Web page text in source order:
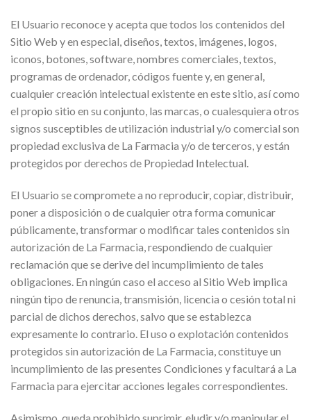
El Usuario reconoce y acepta que todos los contenidos del
Sitio Web y en especial, diseños, textos, imágenes, logos,
iconos, botones, software, nombres comerciales, textos,
programas de ordenador, códigos fuente y, en general,
cualquier creación intelectual existente en este sitio, así como
el propio sitio en su conjunto, las marcas, o cualesquiera otros
signos susceptibles de utilización industrial y/o comercial son
propiedad exclusiva de La Farmacia y/o de terceros, y están
protegidos por derechos de Propiedad Intelectual.
El Usuario se compromete a no reproducir, copiar, distribuir,
poner a disposición o de cualquier otra forma comunicar
públicamente, transformar o modificar tales contenidos sin
autorización de La Farmacia, respondiendo de cualquier
reclamación que se derive del incumplimiento de tales
obligaciones. En ningún caso el acceso al Sitio Web implica
ningún tipo de renuncia, transmisión, licencia o cesión total ni
parcial de dichos derechos, salvo que se establezca
expresamente lo contrario. El uso o explotación contenidos
protegidos sin autorización de La Farmacia, constituye un
incumplimiento de las presentes Condiciones y facultará a La
Farmacia para ejercitar acciones legales correspondientes.